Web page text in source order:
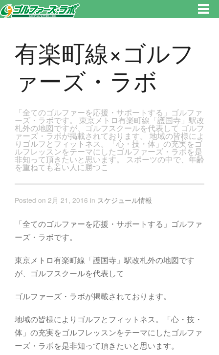
田で気軽にゴルフレッスン！
有楽町線×ゴルフ
ァーズ・ラボ
「全てのゴルファーを応援・サポートする」ゴルファ
ーズ・ラボです。 東京メトロ有楽町線「護国寺」駅改
札外の地図ですが、ゴルフスクールを代表して ゴルフ
ァーズ・ラボが掲載されております。 地域の皆様によ
りゴルフとフィットネス。「心・技・体」の充実をゴ
ルフレッスンをテーマにしたゴルファーズ・ラボを是
非知って頂きたいと思います。 スポーツの中で、年齢
を重ねても若い人に勝つこ
Posted on 2月 21, 2016 in スケジュール情報
「全てのゴルファーを応援・サポートする」ゴルファ
ーズ・ラボです。
東京メトロ有楽町線「護国寺」駅改札外の地図です
が、ゴルフスクールを代表して
ゴルファーズ・ラボが掲載されております。
地域の皆様によりゴルフとフィットネス。「心・技・
体」の充実をゴルフレッスンをテーマにしたゴルファ
ーズ・ラボを是非知って頂きたいと思います。